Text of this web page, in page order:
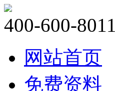
400-600-8011
网站首页
免费资料